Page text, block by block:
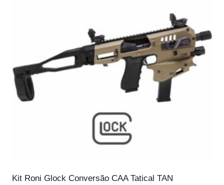
Kit Roni Glock Conversão CAA Tatical TAN